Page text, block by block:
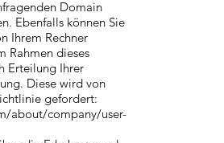
Domain
Ebenfalls können Sie
Ihrem Rechner
Rahmen dieses
Erteilung Ihrer
Diese wird von
gefordert:
about/company/user-